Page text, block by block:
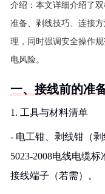
介绍： 本文详细介绍了
准备、剥线技巧、连接
理，同时强调安全操作
电风险。
一、接线前的准
1. 工具与材料清单
- 电工钳、剥线钳（
5023-2008电线电缆
接线端子（若需）。